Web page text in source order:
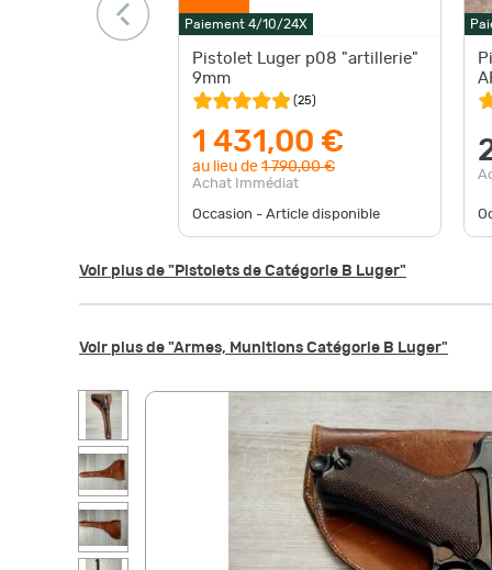
Paiement 4/10/24X
Pistolet Luger p08 "artillerie"
9mm
(25)
1 431,00 €
au lieu de 1 790,00 €
Achat Immédiat
Occasion - Article disponible
Voir plus de "Pistolets de Catégorie B Luger"
Voir plus de "Armes, Munitions Catégorie B Luger"